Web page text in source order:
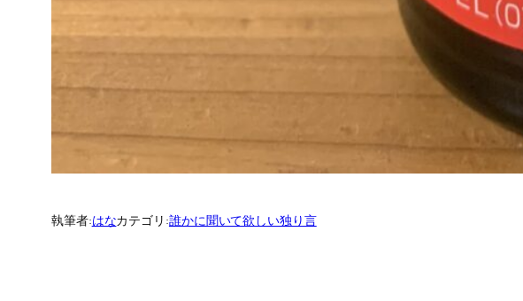
執筆者:はなカテゴリ:誰かに聞いて欲しい独り言